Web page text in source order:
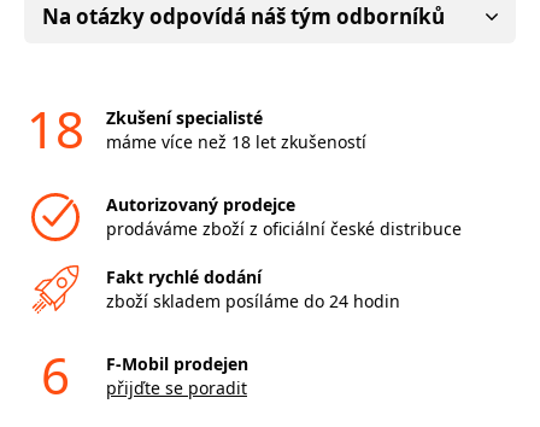
Na otázky odpovídá náš tým odborníků
18
Zkušení specialisté
máme více než 18 let zkušeností
Autorizovaný prodejce
prodáváme zboží z oficiální české distribuce
Fakt rychlé dodání
zboží skladem posíláme do 24 hodin
6
F-Mobil prodejen
přijďte se poradit